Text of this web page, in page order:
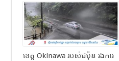
ខេត្ត Okinawa របស់ជប៉ុន រងការ